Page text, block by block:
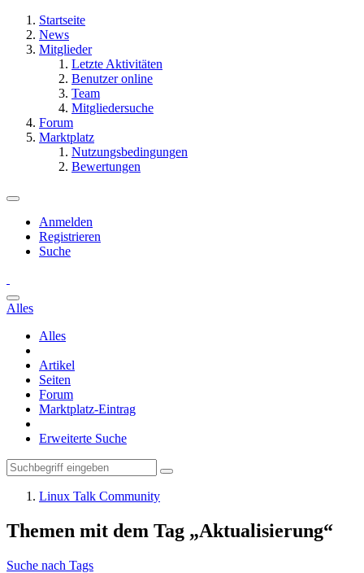
Startseite
News
Mitglieder
Letzte Aktivitäten
Benutzer online
Team
Mitgliedersuche
Forum
Marktplatz
Nutzungsbedingungen
Bewertungen
Anmelden
Registrieren
Suche
Alles
Alles
Artikel
Seiten
Forum
Marktplatz-Eintrag
Erweiterte Suche
Linux Talk Community
Themen mit dem Tag „Aktualisierung“
Suche nach Tags